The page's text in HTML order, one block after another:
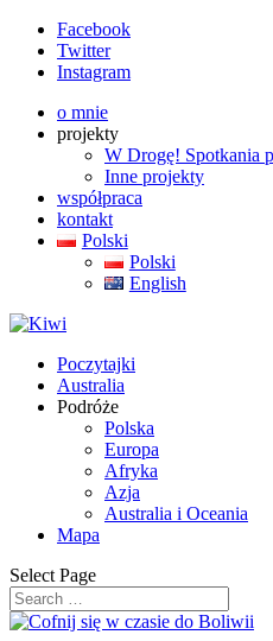
Facebook
Twitter
Instagram
o mnie
projekty
W Drogę! Spotkania
Inne projekty
współpraca
kontakt
Polski
Polski
English
Poczytajki
Australia
Podróże
Polska
Europa
Afryka
Azja
Australia i Oceania
Mapa
Select Page